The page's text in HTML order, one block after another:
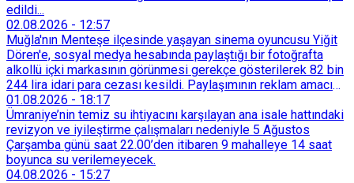
edildi...
02.08.2026 - 12:57
Muğla'nın Menteşe ilçesinde yaşayan sinema oyuncusu Yiğit
Dören'e, sosyal medya hesabında paylaştığı bir fotoğrafta
alkollü içki markasının görünmesi gerekçe gösterilerek 82 bin
244 lira idari para cezası kesildi. Paylaşımının reklam amacı
taşımadığını savunan Dören, cezanın iptali için yargıya
başvurdu.
01.08.2026 - 18:17
Ümraniye’nin temiz su ihtiyacını karşılayan ana isale hattındaki
revizyon ve iyileştirme çalışmaları nedeniyle 5 Ağustos
Çarşamba günü saat 22.00’den itibaren 9 mahalleye 14 saat
boyunca su verilemeyecek.
04.08.2026 - 15:27